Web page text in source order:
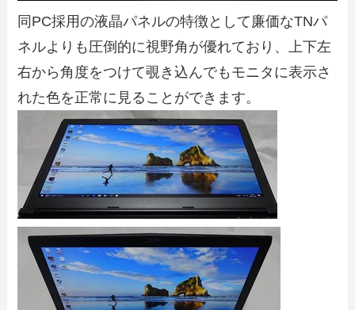
同PC採用の液晶パネルの特徴として廉価なTNパ
ネルよりも圧倒的に視野角が優れており、上下左
右から角度をつけて覗き込んでもモニタに表示さ
れた色を正常に見ることができます。